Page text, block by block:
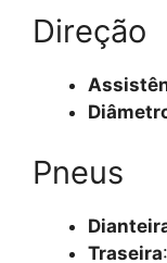
Direção
Pneus
Traseira